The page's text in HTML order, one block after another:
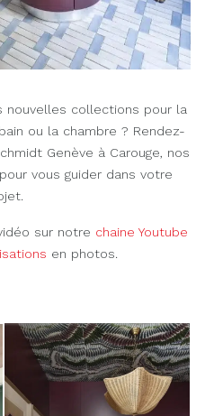
nouvelles collections pour la
ou la chambre ? Rendez-
Genève à Carouge, nos
vous guider dans votre
sur notre chaine Youtube
en photos.